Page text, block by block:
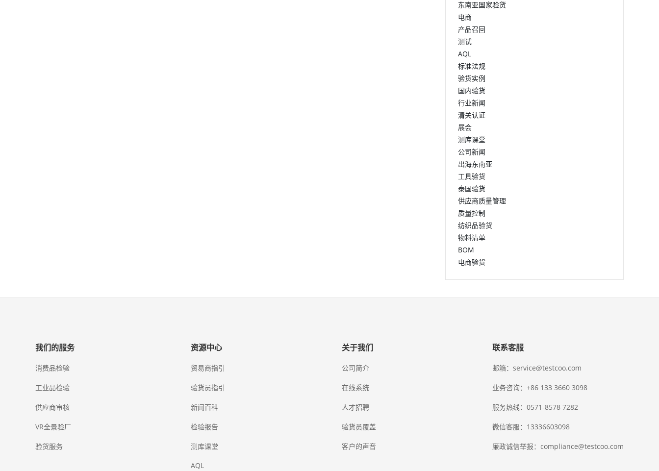
东南亚国家验货
电商
产品召回
测试
AQL
标准法规
验货实例
国内验货
行业新闻
清关认证
展会
测库课堂
公司新闻
出海东南亚
工具验货
泰国验货
供应商质量管理
质量控制
纺织品验货
物料清单
BOM
电商验货
我们的服务
消费品检验
工业品检验
供应商审核
VR全景验厂
验货服务
资源中心
贸易商指引
验货员指引
新闻百科
检验报告
测库课堂
AQL
关于我们
公司简介
在线系统
人才招聘
验货员覆盖
客户的声音
联系客服
邮箱：service@testcoo.com
业务咨询：+86 133 3660 3098
服务热线：0571-8578 7282
微信客服：13336603098
廉政诚信举报：compliance@testcoo.com